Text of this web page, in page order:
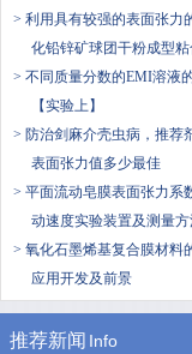
> 利用具有较强的表面张力
化铅锌矿球团干粉成型粘
> 不同质量分数的EMI溶液
【实验上】
> 防治剑麻介壳虫病，推
表面张力值多少最佳
> 平面流动皂膜表面张力系数
动速度实验装置及测量方
> ​氧化石墨烯基复合膜材料的制
应用开发及前景
推荐新闻 Info